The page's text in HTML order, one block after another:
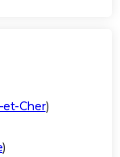
et-Cher)
)